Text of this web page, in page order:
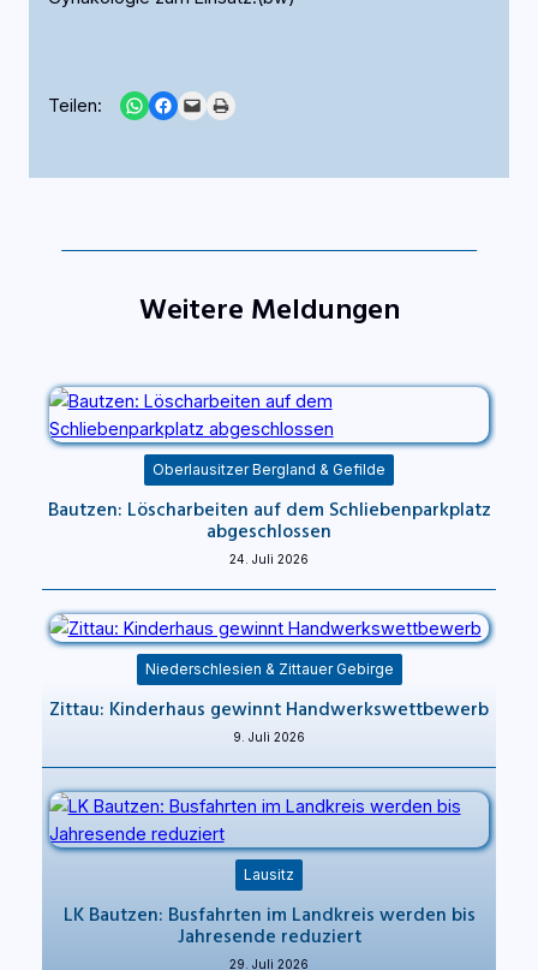
Teilen: Share on WhatsApp
Share on Facebook
Email this PagePrint this Page
Weitere Meldungen
Oberlausitzer Bergland & Gefilde
Bautzen: Löscharbeiten auf dem Schliebenparkplatz
abgeschlossen
24. Juli 2026
Niederschlesien & Zittauer Gebirge
Zittau: Kinderhaus gewinnt Handwerkswettbewerb
9. Juli 2026
Lausitz
LK Bautzen: Busfahrten im Landkreis werden bis
Jahresende reduziert
29. Juli 2026